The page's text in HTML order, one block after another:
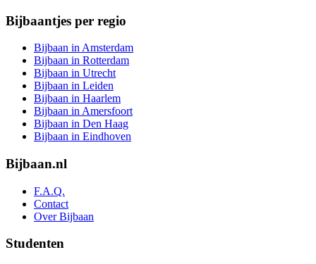
Bijbaantjes per regio
Bijbaan in Amsterdam
Bijbaan in Rotterdam
Bijbaan in Utrecht
Bijbaan in Leiden
Bijbaan in Haarlem
Bijbaan in Amersfoort
Bijbaan in Den Haag
Bijbaan in Eindhoven
Bijbaan.nl
F.A.Q.
Contact
Over Bijbaan
Studenten